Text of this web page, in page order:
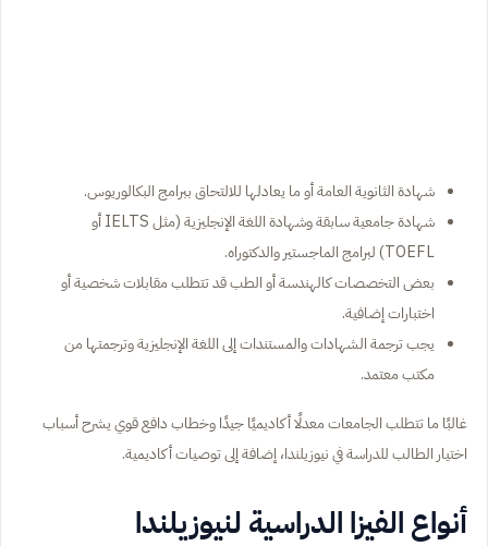
شهادة الثانوية العامة أو ما يعادلها للالتحاق ببرامج البكالوريوس.
شهادة جامعية سابقة وشهادة اللغة الإنجليزية (مثل IELTS أو
TOEFL) لبرامج الماجستير والدكتوراه.
بعض التخصصات كالهندسة أو الطب قد تتطلب مقابلات شخصية أو
اختبارات إضافية.
يجب ترجمة الشهادات والمستندات إلى اللغة الإنجليزية وترجمتها من
مكتب معتمد.
غالبًا ما تتطلب الجامعات معدلًا أكاديميًا جيدًا وخطاب دافع قوي يشرح أسباب
اختيار الطالب للدراسة في نيوزيلندا، إضافة إلى توصيات أكاديمية.
أنواع الفيزا الدراسية لنيوزيلندا